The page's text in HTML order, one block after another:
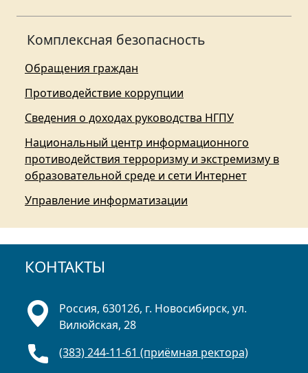
Комплексная безопасность
Обращения граждан
Противодействие коррупции
Сведения о доходах руководства НГПУ
Национальный центр информационного
противодействия терроризму и экстремизму в
образовательной среде и сети Интернет
Управление информатизации
КОНТАКТЫ
Россия, 630126, г. Новосибирск, ул.
Вилюйская, 28
(383) 244-11-61 (приёмная ректора)